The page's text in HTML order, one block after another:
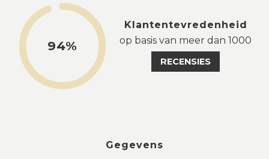
94%
Klantentevredenheid
op basis van meer dan 1000
RECENSIES
Gegevens